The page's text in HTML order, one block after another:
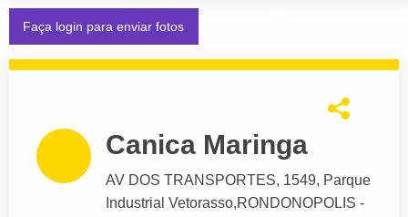
Faça login para enviar fotos
Canica Maringa
AV DOS TRANSPORTES, 1549, Parque
Industrial Vetorasso,RONDONOPOLIS -